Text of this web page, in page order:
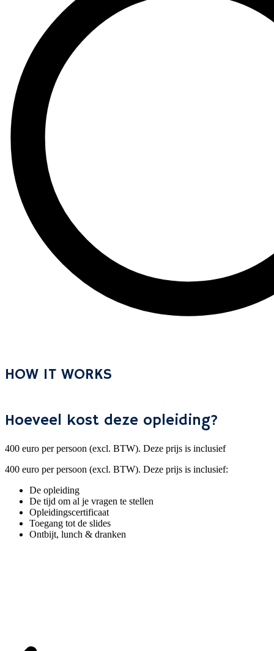
HOW IT WORKS
Hoeveel kost deze opleiding?
400 euro per persoon (excl. BTW). Deze prijs is inclusief
400 euro per persoon (excl. BTW). Deze prijs is inclusief:
De opleiding
De tijd om al je vragen te stellen
Opleidingscertificaat
Toegang tot de slides
Ontbijt, lunch & dranken